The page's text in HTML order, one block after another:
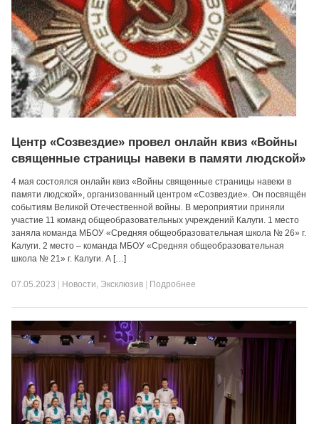
Центр «Созвездие» провел онлайн квиз «Войны
священные страницы навеки в памяти людской»
4 мая состоялся онлайн квиз «Войны священные страницы навеки в
памяти людской», организованный центром «Созвездие». Он посвящён
событиям Великой Отечественной войны. В мероприятии приняли
участие 11 команд общеобразовательных учреждений Калуги. 1 место
заняла команда МБОУ «Средняя общеобразовательная школа № 26» г.
Калуги. 2 место – команда МБОУ «Средняя общеобразовательная
школа № 21» г. Калуги. А […]
07.05.2023 Новости, Эксклюзив Подробнее